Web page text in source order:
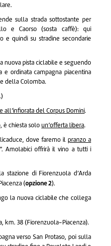
sulla strada sottostante per
e Caorso (sosta caffè): qui
e quindi su stradine secondarie
nuova pista ciclabile e seguendo
ordinata campagna piacentina
della Colomba.
all’infiorata del Corpus Domini.
è chiesta soloun’offerta libera.
dove faremo il pranzo a
Amolabici offrirà il vino a tutti i
stazione di Fiorenzuola d’Arda
(opzione 2).
la nuova ciclabile che collega
km. 38 (Fiorenzuola-Piacenza).
verso San Protaso, poi sulla